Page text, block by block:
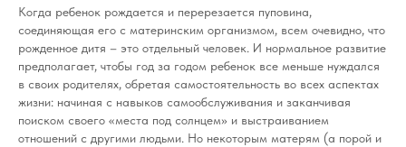
Когда ребенок рождается и перерезается пуповина,
соединяющая его с материнским организмом, всем очевидно, что
рожденное дитя – это отдельный человек. И нормальное развитие
предполагает, чтобы год за годом ребенок все меньше нуждался
в своих родителях, обретая самостоятельность во всех аспектах
жизни: начиная с навыков самообслуживания и заканчивая
поиском своего «места под солнцем» и выстраиванием
отношений с другими людьми. Но некоторым матерям (а порой и